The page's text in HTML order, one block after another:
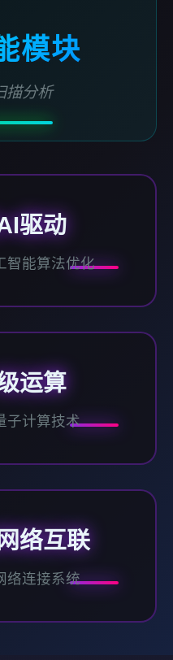
模块
描分析
驱动
智能算法优化
运算
子计算技术
络互联
络连接系统